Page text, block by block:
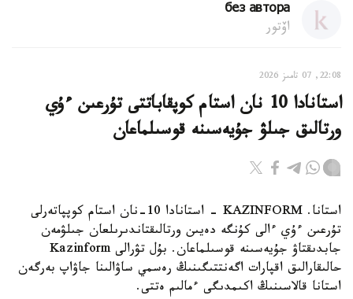
без автора
اۆتور
22:08, 07 تامىز 2026
استانادا 10 نان استام كوپقاباتتى تۇرعىن ءۇي
ورتالىق جىلۋ جۇيەسىنە قوسىلماعان
استانا. KAZINFORM - استانادا 10-نان استام كوپپاتەرلى
تۇرعىن ءۇي ءالى كۇنگە دەيىن ورتالىقتاندىرىلعان جىلۋمەن
جابدىقتاۋ جۇيەسىنە قوسىلماعان. بۇل تۋرالى Kazinform
حالىقارالىق اقپارات اگەنتتىگىنىڭ رەسمي ساۋالىنا جاۋاپ بەرگەن
استانا قالاسىنىڭ اكىمدىگى ءمالىم ەتتى.